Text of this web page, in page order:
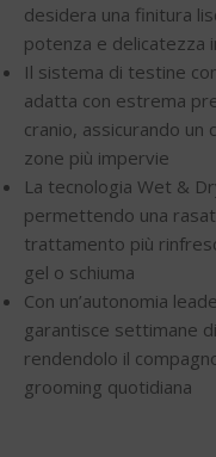
desidera una finitura
potenza e delicatezza
Il sistema di testine
adatta con estrema
cranio, assicurando
zone più impervie
La tecnologia Wet &
permettendo una
trattamento più
gel o schiuma
Con un’autonomia
garantisce settimane
rendendolo il
grooming quotidiana